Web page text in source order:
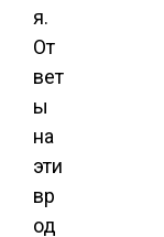
я.
От
вет
ы
на
эти
вр
од